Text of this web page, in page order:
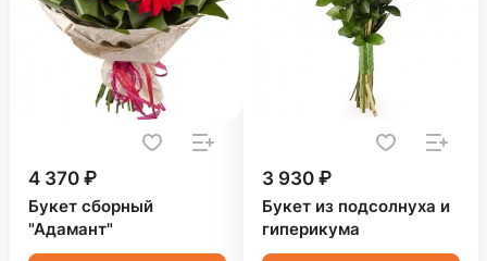
4 370 ₽
Букет сборный
"Адамант"
3 930 ₽
Букет из подсолнуха и
гиперикума